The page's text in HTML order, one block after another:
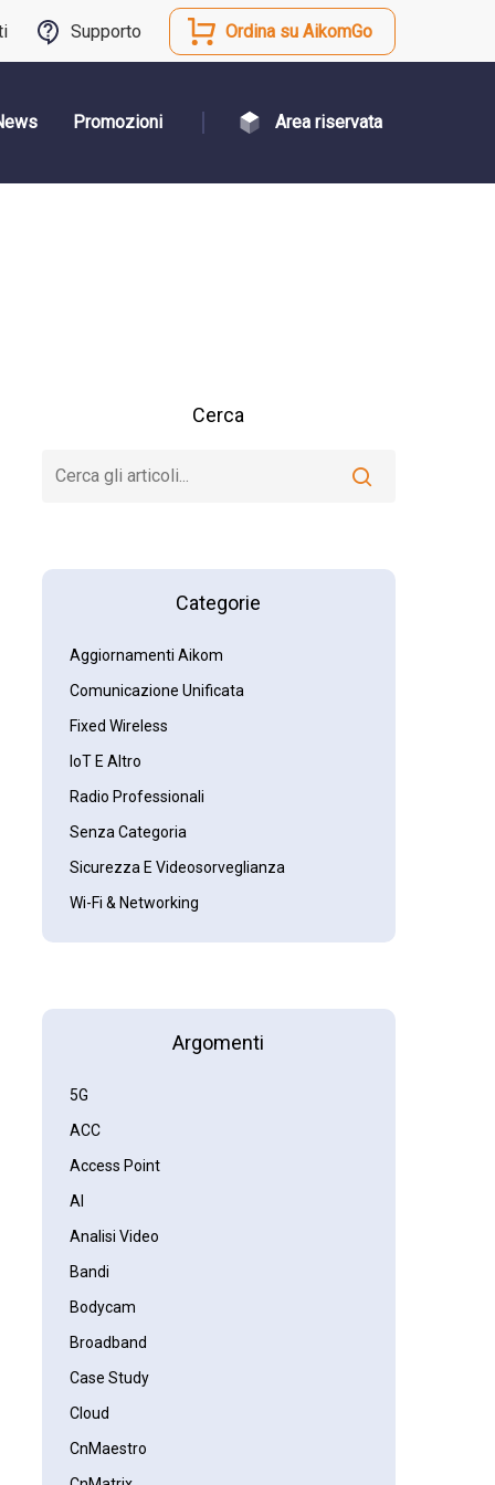
Supporto Ordina su AikomGo
Promozioni Area riservata
Cerca
Categorie
Aggiornamenti Aikom
Comunicazione Unificata
Fixed Wireless
IoT E Altro
Radio Professionali
Senza Categoria
Sicurezza E Videosorveglianza
Wi-Fi & Networking
Argomenti
5G
ACC
Access Point
AI
Analisi Video
Bandi
Bodycam
Broadband
Case Study
Cloud
CnMaestro